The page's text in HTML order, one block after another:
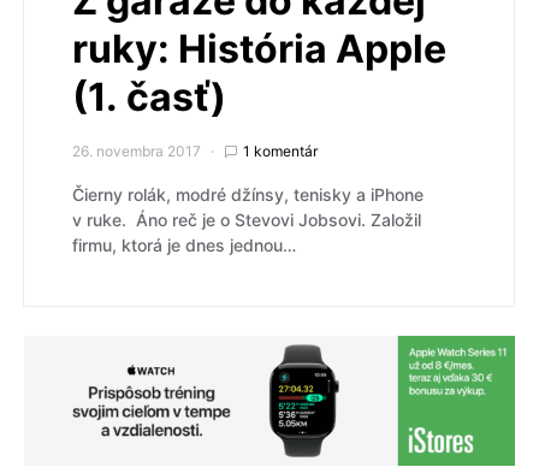
ruky: História Apple
(1. časť)
26. novembra 2017 1 komentár
Čierny rolák, modré džínsy, tenisky a iPhone
v ruke. Áno reč je o Stevovi Jobsovi. Založil
firmu, ktorá je dnes jednou…